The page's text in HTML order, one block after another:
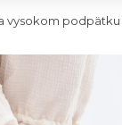
vysokom podpätku